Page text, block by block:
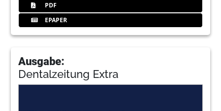
PDF
EPAPER
Ausgabe:
Dentalzeitung Extra